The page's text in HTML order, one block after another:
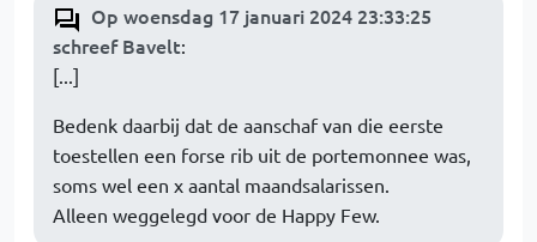
Op woensdag 17 januari 2024 23:33:25
schreef Bavelt:
[...]
Bedenk daarbij dat de aanschaf van die eerste
toestellen een forse rib uit de portemonnee was,
soms wel een x aantal maandsalarissen.
Alleen weggelegd voor de Happy Few.